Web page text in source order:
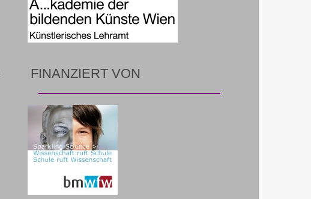
FINANZIERT VON